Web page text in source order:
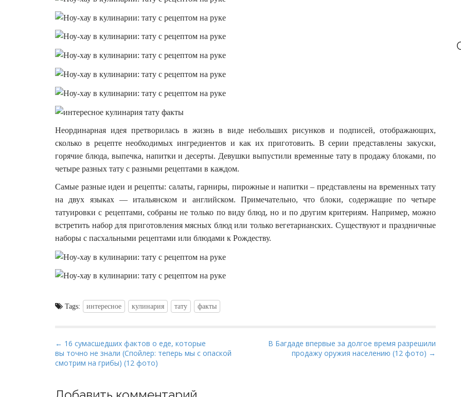
Неординарная идея претворилась в жизнь в виде небольших рисунков и подписей, отображающих,
сколько в рецепте необходимых ингредиентов и как их приготовить. В серии представлены закуски,
горячие блюда, выпечка, напитки и десерты. Девушки выпустили временные тату в продажу блоками, по
четыре разных тату с разными рецептами в каждом.
Самые разные идеи и рецепты: салаты, гарниры, пирожные и напитки – представлены на временных тату
на двух языках — итальянском и английском. Примечательно, что блоки, содержащие по четыре
татуировки с рецептами, собраны не только по виду блюд, но и по другим критериям. Например, можно
встретить набор для приготовления мясных блюд или только вегетарианских. Существуют и праздничные
наборы с пасхальными рецептами или блюдами к Рождеству.
Tags: интересное кулинария тату факты
P
o
← 16 сумасшедших фактов о еде, которые
вы точно не знали (Спойлер: теперь мы с опаской
смотрим на грибы) (12 фото)
В Багдаде впервые за долгое время разрешили
продажу оружия населению (12 фото) →